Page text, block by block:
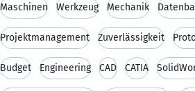
Maschinen Werkzeug Mechanik
Projektmanagement Zuverlässigkeit
Budget Engineering CAD CATIA